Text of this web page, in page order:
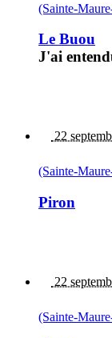
(Sainte-
Le Buou
J'ai
22
(Sainte-
Piron
22
(Sainte-